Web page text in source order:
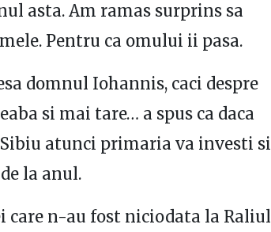
asta. Am ramas surprins sa
Pentru ca omului ii pasa.
domnul Iohannis, caci despre
si mai tare… a spus ca daca
atunci primaria va investi si
la anul.
care n-au fost niciodata la Raliul